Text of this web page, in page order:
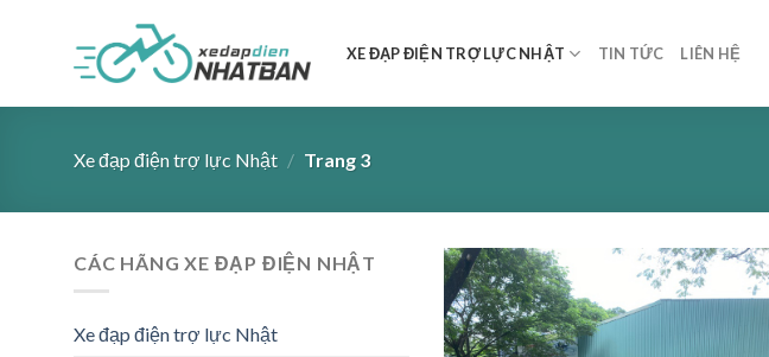
XE ĐẠP ĐIỆN TRỢ LỰC NHẬT TIN TỨC LIÊN HỆ
Xe đạp điện trợ lực Nhật / Trang 3
CÁC HÃNG XE ĐẠP ĐIỆN NHẬT
Xe đạp điện trợ lực Nhật